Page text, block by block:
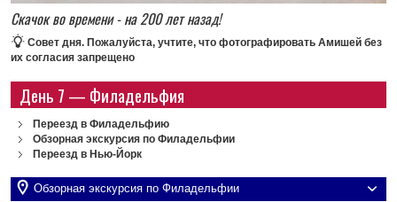
Скачок во времени - на 200 лет назад!
Совет дня. Пожалуйста, учтите, что фотографировать Амишей без
их согласия запрещено
День 7 — Филадельфия
Переезд в Филадельфию
Обзорная экскурсия по Филадельфии
Переезд в Нью-Йорк
Обзорная экскурсия по Филадельфии